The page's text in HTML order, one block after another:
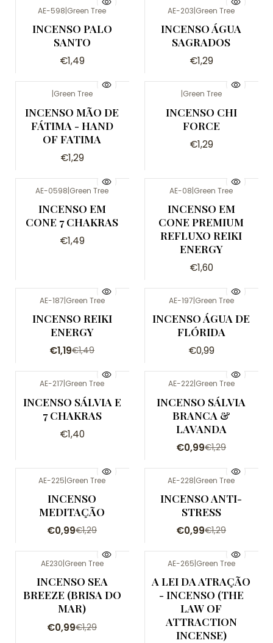
AE-598|Green Tree
INCENSO PALO
SANTO
€1,49
AE-203|Green Tree
INCENSO ÁGUA
SAGRADOS
€1,29
|Green Tree
INCENSO MÃO DE
FÁTIMA - HAND
OF FATIMA
€1,29
|Green Tree
INCENSO CHI
FORCE
€1,29
AE-0598|Green Tree
INCENSO EM
CONE 7 CHAKRAS
€1,49
AE-08|Green Tree
INCENSO EM
CONE PREMIUM
REFLUXO REIKI
ENERGY
€1,60
-20%
AE-187|Green Tree
INCENSO REIKI
ENERGY
€1,19€1,49
AE-197|Green Tree
INCENSO ÁGUA DE
FLÓRIDA
€0,99
AE-217 Green Tree
INCENSO SÁLVIA E
7 CHAKRAS
€1,40
-23%
AE-222| Green Tree
INCENSO SÁLVIA
BRANCA &
LAVANDA
€0,99€1,29
-23%
AE-225|Green Tree
INCENSO
MEDITAÇÃO
€0,99€1,29
-23%
AE-228|Green Tree
INCENSO ANTI-
STRESS
€0,99€1,29
-23%
Esgotado
AE230|Green Tree
INCENSO SEA
BREEZE (BRISA DO
MAR)
€0,99€1,29
AE-265|Green Tree
A LEI DA ATRAÇÃO
- INCENSO (THE
LAW OF
ATTRACTION
INCENSE)